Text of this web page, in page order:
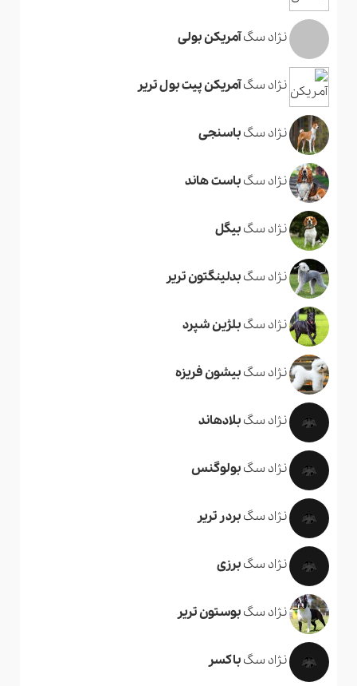
نژاد سگآمریکن بولی
نژاد سگآمریکن پیت بول تریر
نژاد سگباسنجی
نژاد سگباست هاند
نژاد سگبیگل
نژاد سگبدلینگتون تریر
نژاد سگبلژین شپرد
نژاد سگبیشون فریزه
نژاد سگبلادهاند
نژاد سگبولوگنس
نژاد سگبردر تریر
نژاد سگبرزی
نژاد سگبوستون تریر
نژاد سگباکسر